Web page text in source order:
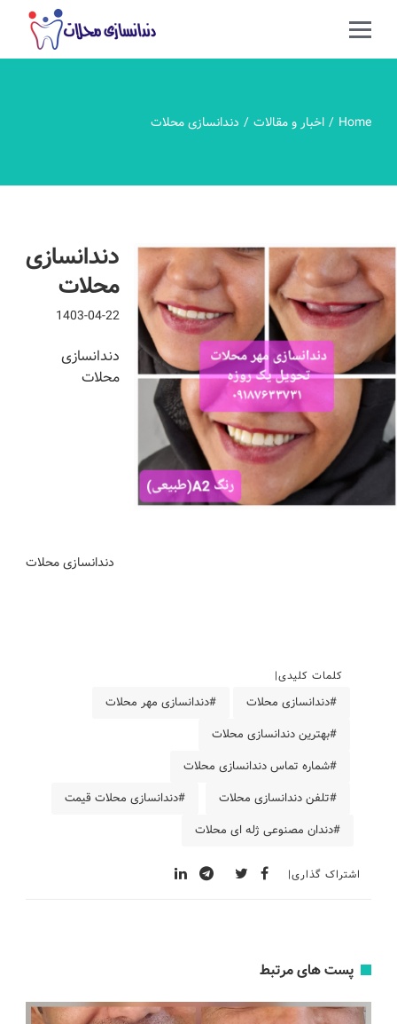
Home اخبار و مقالات دندانسازی محلات
دندانسازی
محلات
1403-04-22
دندانسازی
محلات
دندانسازی محلات
کلمات کلیدی
#دندانسازی محلات
#دندانسازی مهر محلات
#بهترین دندانسازی محلات
#شماره تماس دندانسازی محلات
#تلفن دندانسازی محلات
#دندانسازی محلات قیمت
#دندان مصنوعی ژله ای محلات
اشتراک گذاری
پست های مرتبط